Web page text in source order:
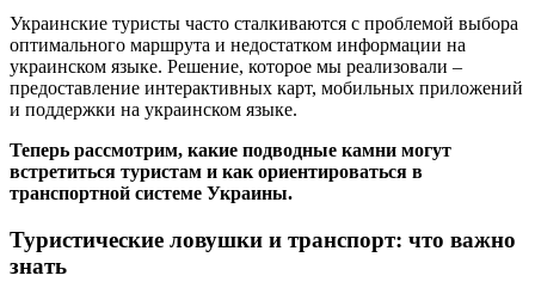
Украинские туристы часто сталкиваются с проблемой выбора
оптимального маршрута и недостатком информации на
украинском языке. Решение, которое мы реализовали –
предоставление интерактивных карт, мобильных приложений
и поддержки на украинском языке.
Теперь рассмотрим, какие подводные камни могут
встретиться туристам и как ориентироваться в
транспортной системе Украины.
Туристические ловушки и транспорт: что важно
знать